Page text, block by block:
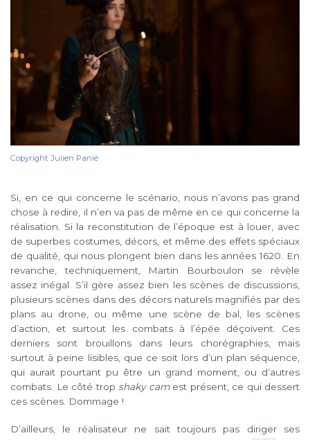
Copyright Julien Panié
Si, en ce qui concerne le scénario, nous n’avons pas grand
chose à redire, il n’en va pas de même en ce qui concerne la
réalisation. Si la reconstitution de l’époque est à louer, avec
de superbes costumes, décors, et même des effets spéciaux
de qualité, qui nous plongent bien dans les années 1620. En
revanche, techniquement, Martin Bourboulon se révèle
assez inégal. S’il gère assez bien les scènes de discussions,
plusieurs scènes dans des décors naturels magnifiés par des
plans au drone, ou même une scène de bal, les scènes
d’action, et surtout les combats à l’épée déçoivent. Ces
derniers sont brouillons dans leurs chorégraphies, mais
surtout à peine lisibles, que ce soit lors d’un plan séquence,
qui aurait pourtant pu être un grand moment, ou d’autres
combats. Le côté trop shaky camest présent, ce qui dessert
ces scènes. Dommage !
D’ailleurs, le réalisateur ne sait toujours pas diriger ses